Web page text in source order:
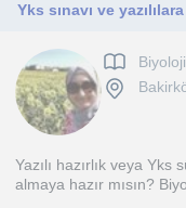
Biyoloji
Yazılı hazırlık veya
almaya hazır mısın?